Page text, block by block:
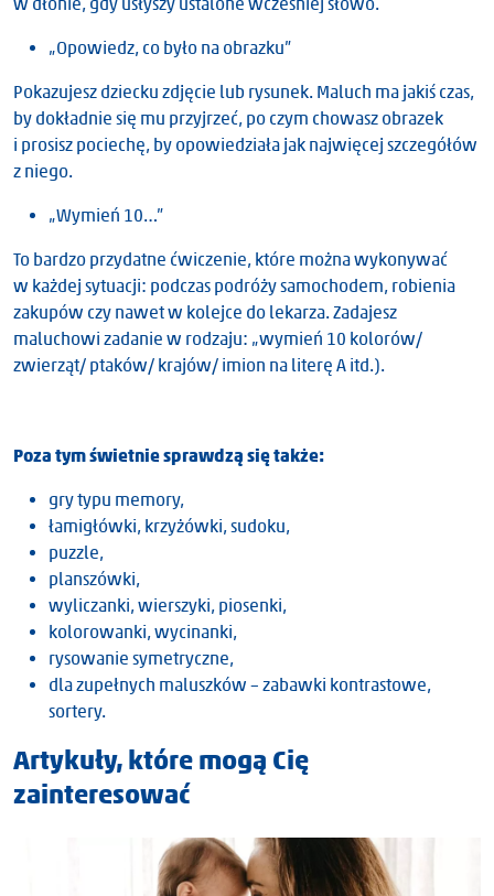
„Opowiedz, co było na obrazku”
Pokazujesz dziecku zdjęcie lub rysunek. Maluch ma jakiś czas,
by dokładnie się mu przyjrzeć, po czym chowasz obrazek
i prosisz pociechę, by opowiedziała jak najwięcej szczegółów
z niego.
„Wymień 10…”
To bardzo przydatne ćwiczenie, które można wykonywać
w każdej sytuacji: podczas podróży samochodem, robienia
zakupów czy nawet w kolejce do lekarza. Zadajesz
maluchowi zadanie w rodzaju: „wymień 10 kolorów/
zwierząt/ ptaków/ krajów/ imion na literę A itd.).
Poza tym świetnie sprawdzą się także:
gry typu memory,
łamigłówki, krzyżówki, sudoku,
puzzle,
planszówki,
wyliczanki, wierszyki, piosenki,
kolorowanki, wycinanki,
rysowanie symetryczne,
dla zupełnych maluszków – zabawki kontrastowe,
sortery.
Artykuły, które mogą Cię
zainteresować